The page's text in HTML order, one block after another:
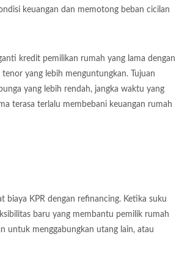
keuangan dan memotong beban cicilan
kredit pemilikan rumah yang lama dengan
yang lebih menguntungkan. Tujuan
yang lebih rendah, jangka waktu yang
terasa terlalu membebani keuangan rumah
biaya KPR dengan refinancing. Ketika suku
baru yang membantu pemilik rumah
untuk menggabungkan utang lain, atau